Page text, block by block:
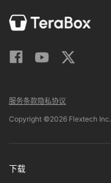
服务条款隐私协议
Copyright ©2026 Flextech
下载